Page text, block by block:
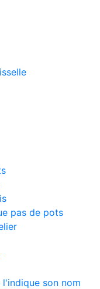
pas de pots
son nom